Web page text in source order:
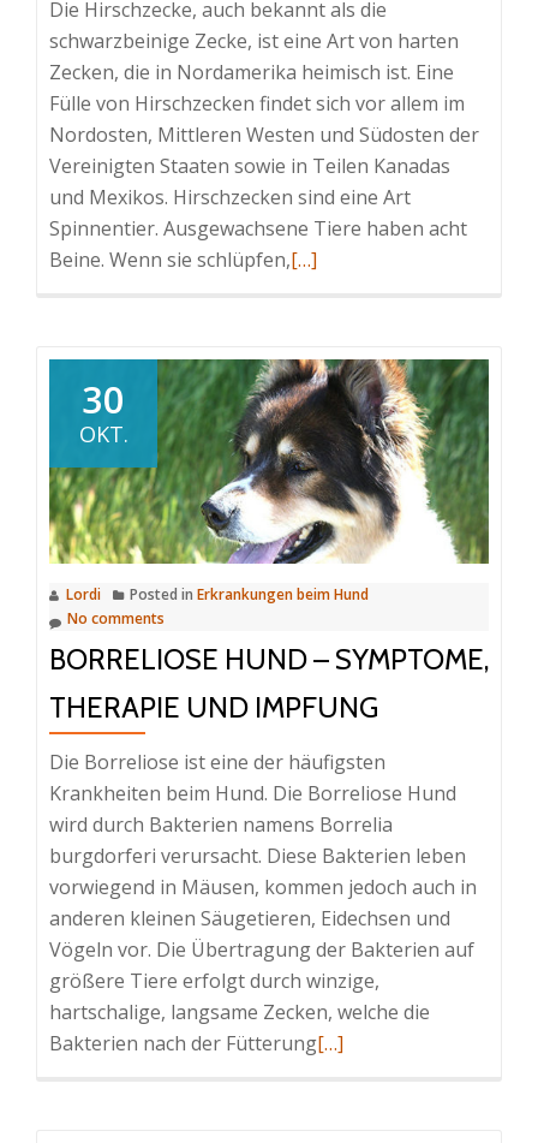
Die Hirschzecke, auch bekannt als die
schwarzbeinige Zecke, ist eine Art von harten
Zecken, die in Nordamerika heimisch ist. Eine
Fülle von Hirschzecken findet sich vor allem im
Nordosten, Mittleren Westen und Südosten der
Vereinigten Staaten sowie in Teilen Kanadas
und Mexikos. Hirschzecken sind eine Art
Spinnentier. Ausgewachsene Tiere haben acht
Beine. Wenn sie schlüpfen,Read
Hirschzecke
(lat:
Ixodes
scapularis)
beim
Hund
[…]
30
OKT.
Lordi Posted in Erkrankungen beim Hund
No comments
BORRELIOSE HUND – SYMPTOME,
THERAPIE UND IMPFUNG
Die Borreliose ist eine der häufigsten
Krankheiten beim Hund. Die Borreliose Hund
wird durch Bakterien namens Borrelia
burgdorferi verursacht. Diese Bakterien leben
vorwiegend in Mäusen, kommen jedoch auch in
anderen kleinen Säugetieren, Eidechsen und
Vögeln vor. Die Übertragung der Bakterien auf
größere Tiere erfolgt durch winzige,
hartschalige, langsame Zecken, welche die
Bakterien nach der FütterungRead
[…]